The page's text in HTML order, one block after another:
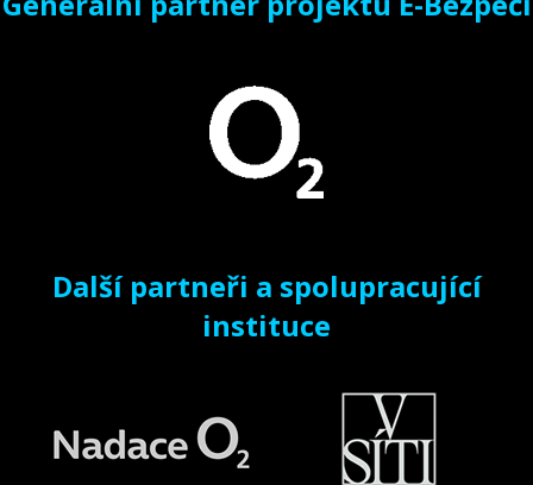
Další partneři a spolupracující
instituce